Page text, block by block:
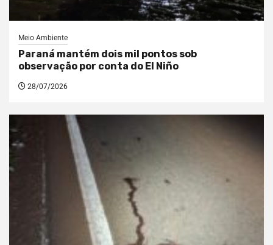
Meio Ambiente
Paraná mantém dois mil pontos sob
observação por conta do El Niño
28/07/2026